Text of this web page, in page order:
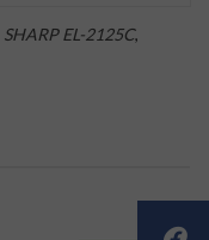
SHARP EL-2125C,